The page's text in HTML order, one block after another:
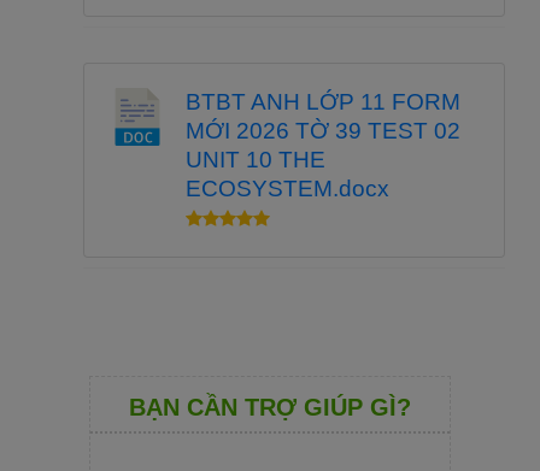
BTBT ANH LỚP 11 FORM
MỚI 2026 TỜ 39 TEST 02
UNIT 10 THE
ECOSYSTEM.docx
BẠN CẦN TRỢ GIÚP GÌ?